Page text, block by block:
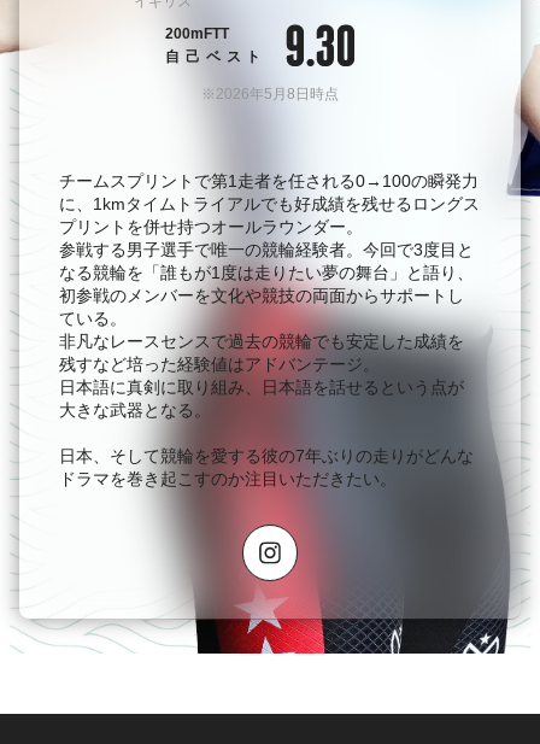
200mFTT
自己ベスト
※2026年5月8日時点
チームスプリントで第1走者を任される0→100の瞬発力
に、1kmタイムトライアルでも好成績を残せるロングス
プリントを併せ持つオールラウンダー。
参戦する男子選手で唯一の競輪経験者。今回で3度目と
なる競輪を「誰もが1度は走りたい夢の舞台」と語り、
初参戦のメンバーを文化や競技の両面からサポートし
ている。
非凡なレースセンスで過去の競輪でも安定した成績を
残すなど培った経験値はアドバンテージ。
日本語に真剣に取り組み、日本語を話せるという点が
大きな武器となる。
日本、そして競輪を愛する彼の7年ぶりの走りがどんな
ドラマを巻き起こすのか注目いただきたい。